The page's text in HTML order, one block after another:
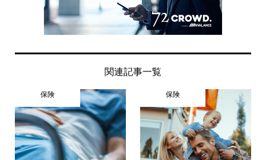
関連記事一覧
保険 保険